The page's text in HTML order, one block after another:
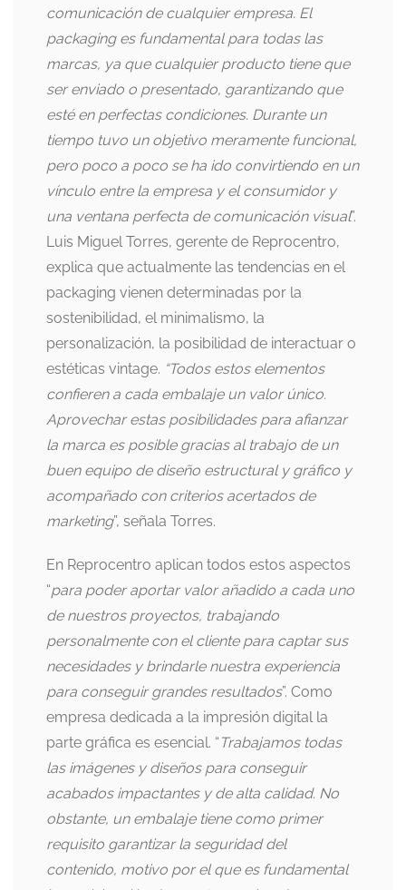
comunicación de cualquier empresa. El
packaging es fundamental para todas las
marcas, ya que cualquier producto tiene que
ser enviado o presentado, garantizando que
esté en perfectas condiciones. Durante un
tiempo tuvo un objetivo meramente funcional,
pero poco a poco se ha ido convirtiendo en un
vínculo entre la empresa y el consumidor y
una ventana perfecta de comunicación visual”.
Luis Miguel Torres, gerente de Reprocentro,
explica que actualmente las tendencias en el
packaging vienen determinadas por la
sostenibilidad, el minimalismo, la
personalización, la posibilidad de interactuar o
estéticas vintage. “Todos estos elementos
confieren a cada embalaje un valor único.
Aprovechar estas posibilidades para afianzar
la marca es posible gracias al trabajo de un
buen equipo de diseño estructural y gráfico y
acompañado con criterios acertados de
marketing”, señala Torres.
En Reprocentro aplican todos estos aspectos
“para poder aportar valor añadido a cada uno
de nuestros proyectos, trabajando
personalmente con el cliente para captar sus
necesidades y brindarle nuestra experiencia
para conseguir grandes resultados”. Como
empresa dedicada a la impresión digital la
parte gráfica es esencial. “ Trabajamos todas
las imágenes y diseños para conseguir
acabados impactantes y de alta calidad. No
obstante, un embalaje tiene como primer
requisito garantizar la seguridad del
contenido, motivo por el que es fundamental